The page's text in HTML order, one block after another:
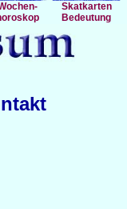
Skatkarten
Bedeutung